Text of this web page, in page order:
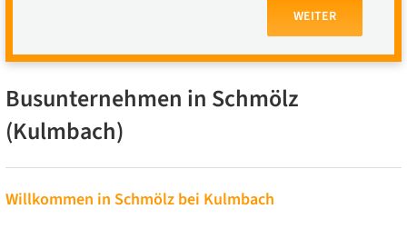
WEITER
Busunternehmen in Schmölz
(Kulmbach)
Willkommen in Schmölz bei Kulmbach